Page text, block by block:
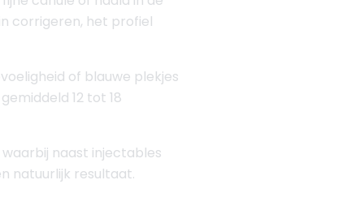
corrigeren, het profiel
of blauwe plekjes
12 tot 18
naast injectables
natuurlijk resultaat.